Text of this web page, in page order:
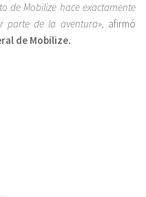
de Mobilize hace exactamente
parte de la aventura», afirmó
de Mobilize.